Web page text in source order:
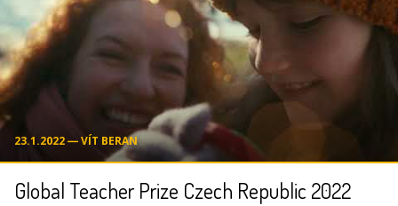
23.1.2022 ― VÍT BERAN
Global Teacher Prize Czech Republic 2022